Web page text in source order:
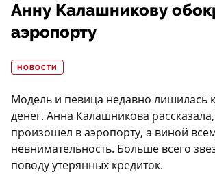
Анну Калашникову
аэропорту
НОВОСТИ
Модель и певица недавно лишилась
денег. Анна Калашникова
произошел в аэропорту, а виной
невнимательность. Больше всего
поводу утерянных кредиток.